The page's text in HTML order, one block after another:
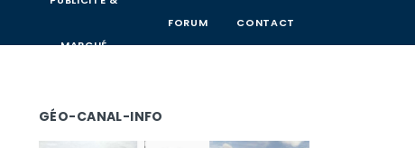
MARCHÉ
FORUM CONTACT
GÉO-CANAL-INFO